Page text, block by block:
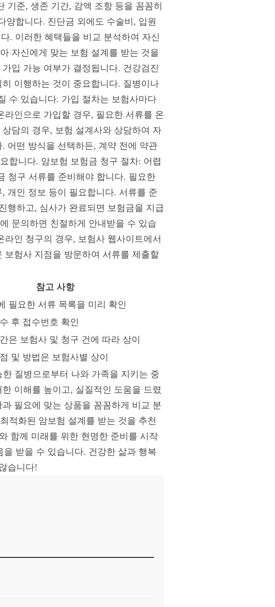
기준, 생존 기간, 감액 조항 등을 꼼꼼히
양합니다. 진단금 외에도 수술비, 입원
. 이러한 혜택들을 비교 분석하여 자신
자신에게 맞는 보험 설계를 받는 것을
입 가능 여부가 결정됩니다. 건강검진
이행하는 것이 중요합니다. 질병이나
수 있습니다. 가입 절차는 보험사마다
인으로 가입할 경우, 필요한 서류를 온
담의 경우, 보험 설계사와 상담하여 자
어떤 방식을 선택하든, 계약 전에 약관
합니다. 암보험 보험금 청구 절차: 어렵
청구 서류를 준비해야 합니다. 필요한
개인 정보 등이 필요합니다. 서류를 준
행하고, 심사가 완료되면 보험금을 지급
문의하면 친절하게 안내받을 수 있습
인 청구의 경우, 보험사 웹사이트에서
험사 지점을 방문하여 서류를 제출할
참고 사항
필요한 서류 목록을 미리 확인
후 접수번호 확인
은 보험사 및 청구 건에 따라 상이
및 방법은 보험사별 상이
질병으로부터 나와 가족을 지키는 중
이해를 높이고, 실질적인 도움을 드렸
필요에 맞는 상품을 꼼꼼하게 비교 분
적화된 암보험 설계를 받는 것을 추천
함께 미래를 위한 현명한 준비를 시작
받을 수 있습니다. 건강한 삶과 행복
습니다!